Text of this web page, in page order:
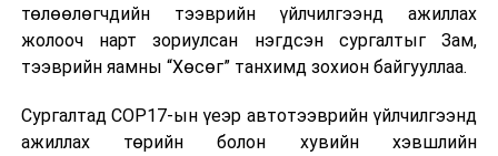
төлөөлөгчдийн тээврийн үйлчилгээнд ажиллах
жолооч нарт зориулсан нэгдсэн сургалтыг Зам,
тээврийн яамны “Хөсөг” танхимд зохион байгууллаа.
Сургалтад COP17-ын үеэр автотээврийн үйлчилгээнд
ажиллах төрийн болон хувийн хэвшлийн